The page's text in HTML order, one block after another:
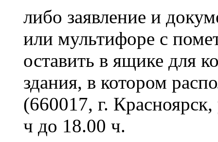
либо заявление и
или мультифоре с
оставить в ящике для
здания, в котором
(660017, г.
ч до 18.00 ч.